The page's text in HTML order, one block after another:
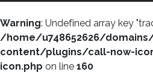
Warning: Undefined array key
/home/u748652626/
content/plugins/call-now-
icon.php on line 160